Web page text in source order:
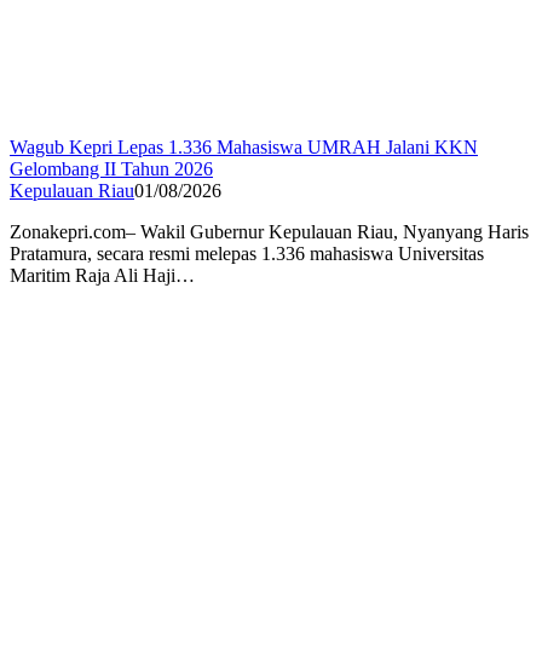
Wagub Kepri Lepas 1.336 Mahasiswa UMRAH Jalani KKN
Gelombang II Tahun 2026
Kepulauan Riau01/08/2026
Zonakepri.com– Wakil Gubernur Kepulauan Riau, Nyanyang Haris
Pratamura, secara resmi melepas 1.336 mahasiswa Universitas
Maritim Raja Ali Haji…